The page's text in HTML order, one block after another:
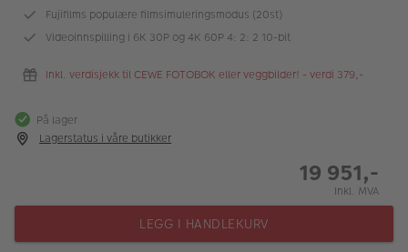
Bildeprodukter
Fotokurs
Butikkoversikt
Fujifilms populære filmsimuleringsmodus (20st)
Videoinnspilling i 6K 30P og 4K 60P 4: 2: 2 10-bit
Inkl. verdisjekk til CEWE FOTOBOK eller veggbilder! - verdi 379,-
På lager
Lagerstatus i våre butikker
19 951,-
Inkl. MVA
LEGG I HANDLEKURV